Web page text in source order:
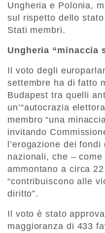
Ungheria e Polonia,
sul rispetto dello
Stati membri.
Ungheria “minaccia
Il voto degli
settembre ha di fatto
Budapest tra quelli
un’“autocrazia
membro “una
invitando
l’erogazione dei
nazionali, che –
ammontano a circa
“contribuiscono alle
diritto”.
Il voto è stato
maggioranza di 433